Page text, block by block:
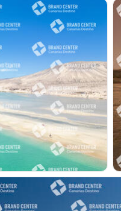
PH50104